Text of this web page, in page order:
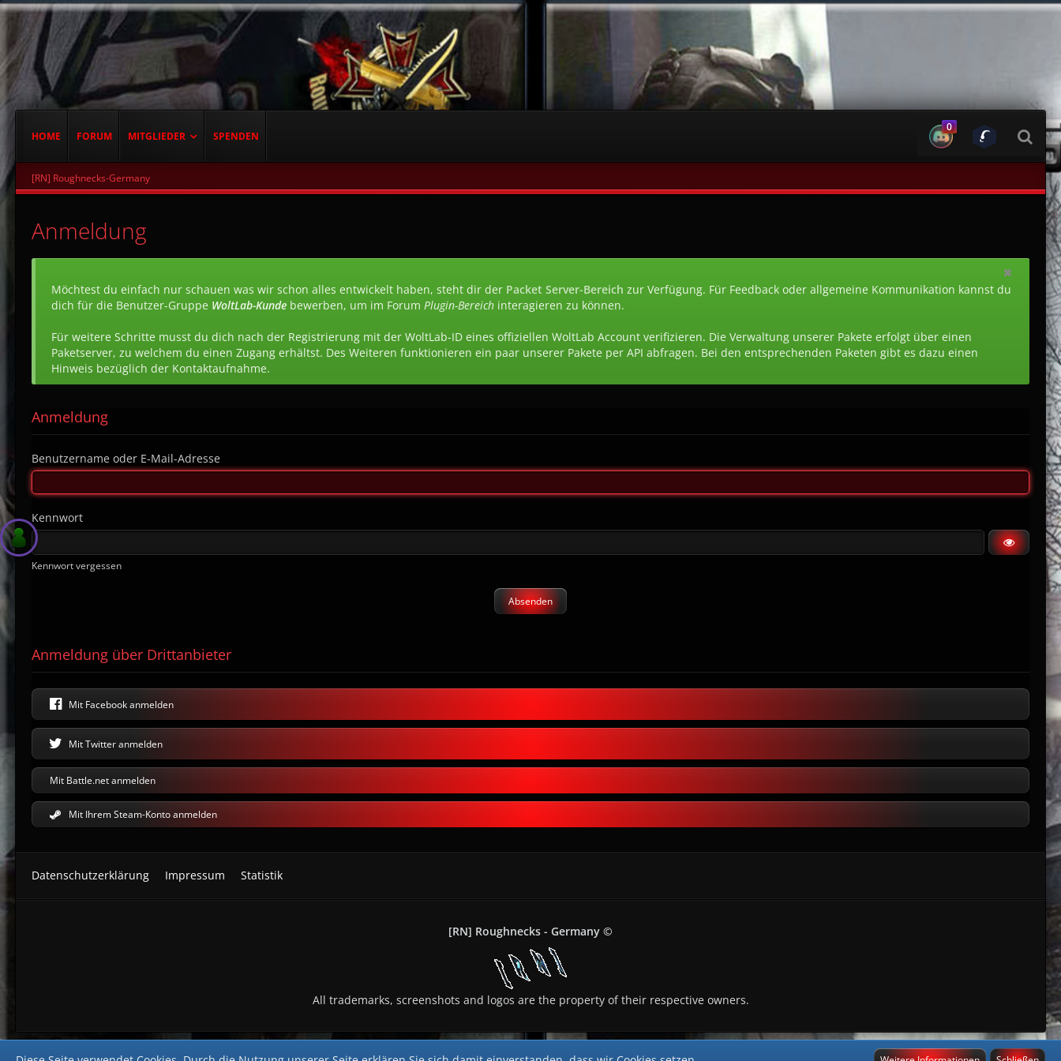
HOME FORUM MITGLIEDER SPENDEN
0
[RN] Roughnecks-Germany
Anmeldung
Möchtest du einfach nur schauen was wir schon alles entwickelt haben, steht dir der Packet Server-Bereich zur Verfügung. Für Feedback oder allgemeine Kommunikation kannst du
dich für die Benutzer-Gruppe WoltLab-Kunde bewerben, um im Forum Plugin-Bereich interagieren zu können.
Für weitere Schritte musst du dich nach der Registrierung mit der WoltLab-ID eines offiziellen WoltLab Account verifizieren. Die Verwaltung unserer Pakete erfolgt über einen
Paketserver, zu welchem du einen Zugang erhältst. Des Weiteren funktionieren ein paar unserer Pakete per API abfragen. Bei den entsprechenden Paketen gibt es dazu einen
Hinweis bezüglich der Kontaktaufnahme.
Anmeldung
Benutzername oder E-Mail-Adresse
Kennwort
Kennwort vergessen
Anmeldung über Drittanbieter
Mit Facebook anmelden
Mit Twitter anmelden
Mit Battle.net anmelden
Mit Ihrem Steam-Konto anmelden
Datenschutzerklärung Impressum Statistik
[RN] Roughnecks - Germany ©
All trademarks, screenshots and logos are the property of their respective owners.